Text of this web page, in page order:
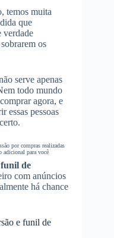
temos muita
que
verdade
os
serve apenas
todo mundo
agora, e
essas pessoas
por compras realizadas
adicional para você
de
com anúncios
há chance
e funil de